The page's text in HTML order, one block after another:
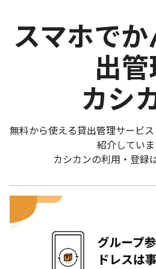
スマホで
出
カシ
無料から使える貸出管理サービ
紹介していま
カシカンの利用・登録